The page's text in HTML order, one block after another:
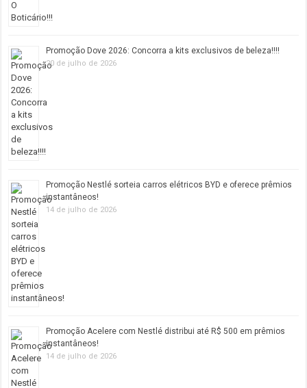
Promoção Dove 2026: Concorra a kits exclusivos de beleza!!!!
20 de julho de 2026
Promoção Nestlé sorteia carros elétricos BYD e oferece prêmios
instantâneos!
14 de julho de 2026
Promoção Acelere com Nestlé distribui até R$ 500 em prêmios
instantâneos!
14 de julho de 2026